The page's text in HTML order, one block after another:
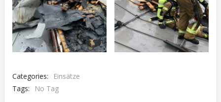
Categories:
Einsätze
Tags:
No Tag